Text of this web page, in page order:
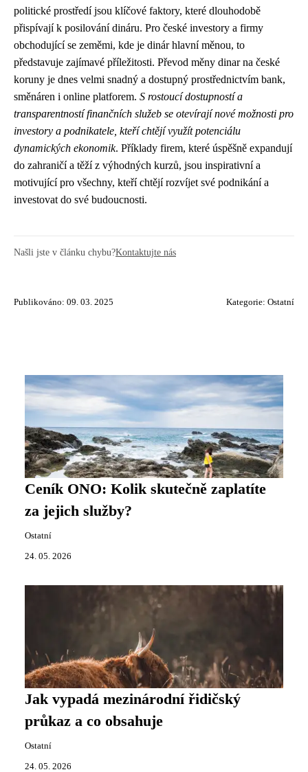
politické prostředí jsou klíčové faktory, které dlouhodobě
přispívají k posilování dináru. Pro české investory a firmy
obchodující se zeměmi, kde je dinár hlavní měnou, to
představuje zajímavé příležitosti. Převod měny dinar na české
koruny je dnes velmi snadný a dostupný prostřednictvím bank,
směnáren i online platforem. S rostoucí dostupností a
transparentností finančních služeb se otevírají nové možnosti pro
investory a podnikatele, kteří chtějí využít potenciálu
dynamických ekonomik. Příklady firem, které úspěšně expandují
do zahraničí a těží z výhodných kurzů, jsou inspirativní a
motivující pro všechny, kteří chtějí rozvíjet své podnikání a
investovat do své budoucnosti.
Našli jste v článku chybu?Kontaktujte nás
Publikováno: 09. 03. 2025 Kategorie: Ostatní
Ceník ONO: Kolik skutečně zaplatíte
za jejich služby?
Ostatní
24. 05. 2026
Jak vypadá mezinárodní řidičský
průkaz a co obsahuje
Ostatní
24. 05. 2026